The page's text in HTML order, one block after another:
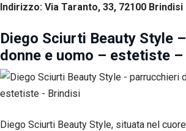
Indirizzo: Via Taranto, 33, 72100 Brindisi
Diego Sciurti Beauty Style
donne e uomo – estetiste
Diego Sciurti Beauty Style, situata nel